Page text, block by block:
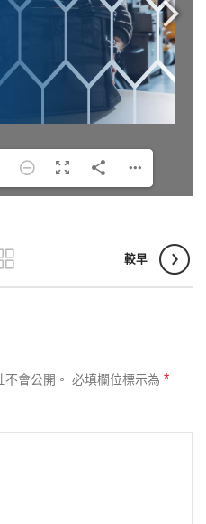
較早
會公開。 必填欄位標示為 *